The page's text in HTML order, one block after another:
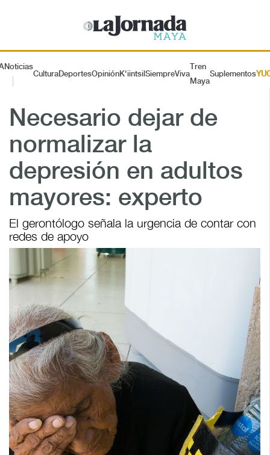
Noticias
CulturaDeportesOpiniónK'iintsil SiempreViva
Tren
Maya
Suplementos
Necesario dejar de
normalizar la
depresión en adultos
mayores: experto
El gerontólogo señala la urgencia de contar con
redes de apoyo